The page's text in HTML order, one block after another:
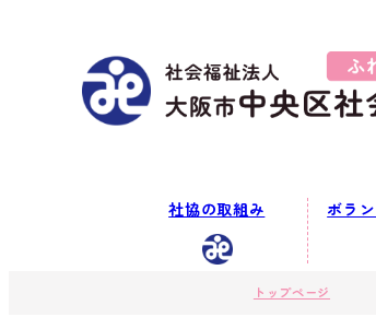
社協の取組み ボラ
トップページ